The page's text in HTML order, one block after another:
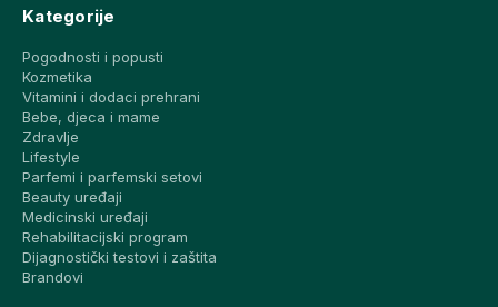
Kategorije
Pogodnosti i popusti
Kozmetika
Vitamini i dodaci prehrani
Bebe, djeca i mame
Zdravlje
Lifestyle
Parfemi i parfemski setovi
Beauty uređaji
Medicinski uređaji
Rehabilitacijski program
Dijagnostički testovi i zaštita
Brandovi